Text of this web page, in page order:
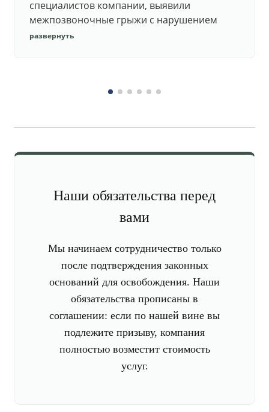
специалистов компании, выявили
межпозвоночные грыжи с нарушением
функций. Юристы подготовили документы,
развернуть
Наши обязательства перед
вами
Мы начинаем сотрудничество только
после подтверждения законных
оснований для освобождения. Наши
обязательства прописаны в
соглашении: если по нашей вине вы
подлежите призыву, компания
полностью возместит стоимость
услуг.